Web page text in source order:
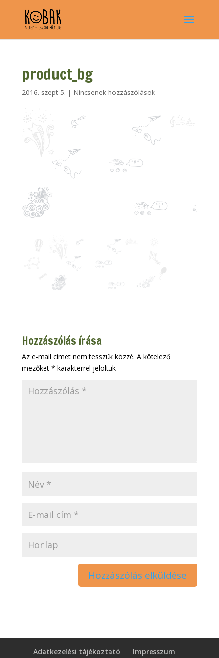
product_bg
2016. szept 5. | Nincsenek hozzászólások
Hozzászólás írása
Az e-mail címet nem tesszük közzé. A kötelező
mezőket * karakterrel jelöltük
Adatkezelési tájékoztató Impresszum